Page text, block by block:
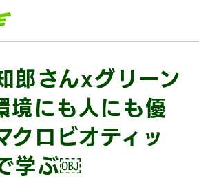
郎さんxグリーン
境にも人にも優
クロビオティッ
学ぶ￼